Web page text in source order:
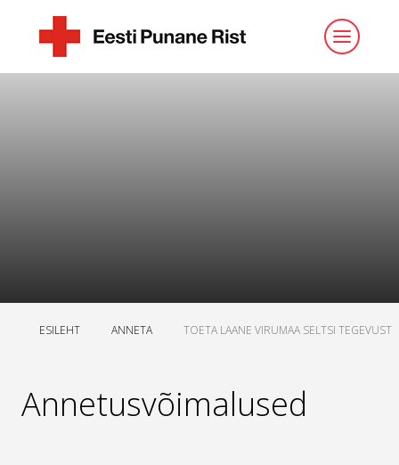
ESILEHT ANNETA TOETA LAANE VIRUMAA SELTSI TEGEVUST
Annetusvõimalused